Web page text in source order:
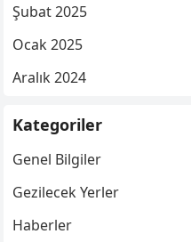
Şubat 2025
Ocak 2025
Aralık 2024
Kategoriler
Genel Bilgiler
Gezilecek Yerler
Haberler